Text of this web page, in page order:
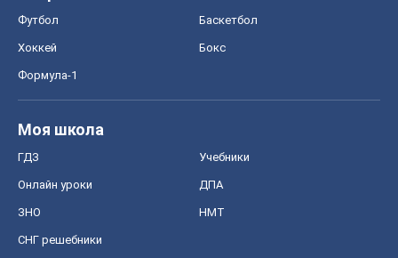
Футбол Баскетбол
Хоккей Бокс
Формула-1
Моя школа
ГДЗ Учебники
Онлайн уроки ДПА
ЗНО НМТ
СНГ решебники